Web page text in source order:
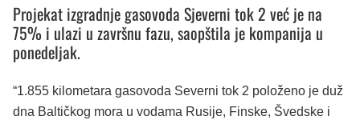
Projekat izgradnje gasovoda Sjeverni tok 2 već je na
75% i ulazi u završnu fazu, saopštila je kompanija u
ponedeljak.
“1.855 kilometara gasovoda Severni tok 2 položeno je duž
dna Baltičkog mora u vodama Rusije, Finske, Švedske i